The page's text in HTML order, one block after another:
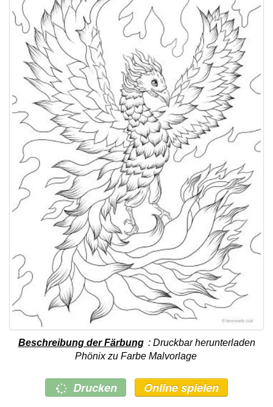
Beschreibung der Färbung : Druckbar herunterladen
Phönix zu Farbe Malvorlage
Drucken Online spielen